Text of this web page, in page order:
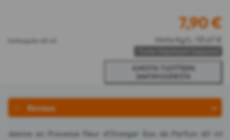
Suihkupullo 60 ml
7,90€
Hinta Kg/L: 131,67 €
Kuvaus
Jeanne en Provence Fleur d'Oranger Eau de Parfum 60 ml